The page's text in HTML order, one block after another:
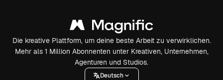
Die kreative Plattform, um deine beste Arbeit zu verwirklichen.
Mehr als 1 Million Abonnenten unter Kreativen, Unternehmen,
Agenturen und Studios.
Deutsch